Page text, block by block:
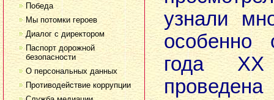
Победа
Мы потомки героев
Диалог с директором
Паспорт дорожной
безопасности
О персональных данных
Противодействие коррупции
узнали
года